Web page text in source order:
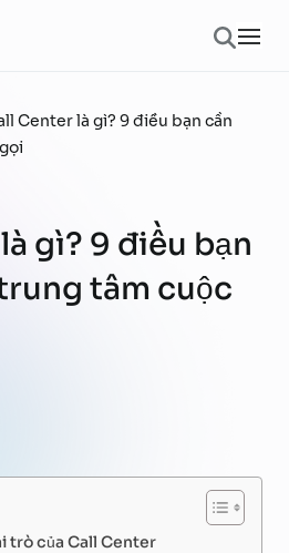
Center là gì? 9 điều bạn cần
gì? 9 điều bạn
tâm cuộc
trò của Call Center